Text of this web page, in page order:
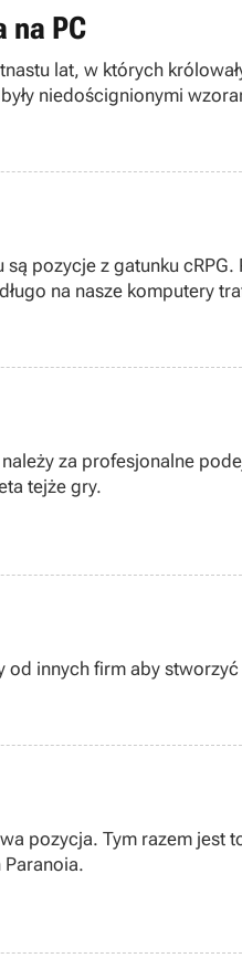
na PC
lat, w których
niedoścignionymi
pozycje z gatunku
na nasze komputery
za profesjonalne
tejże gry.
innych firm aby
pozycja. Tym razem